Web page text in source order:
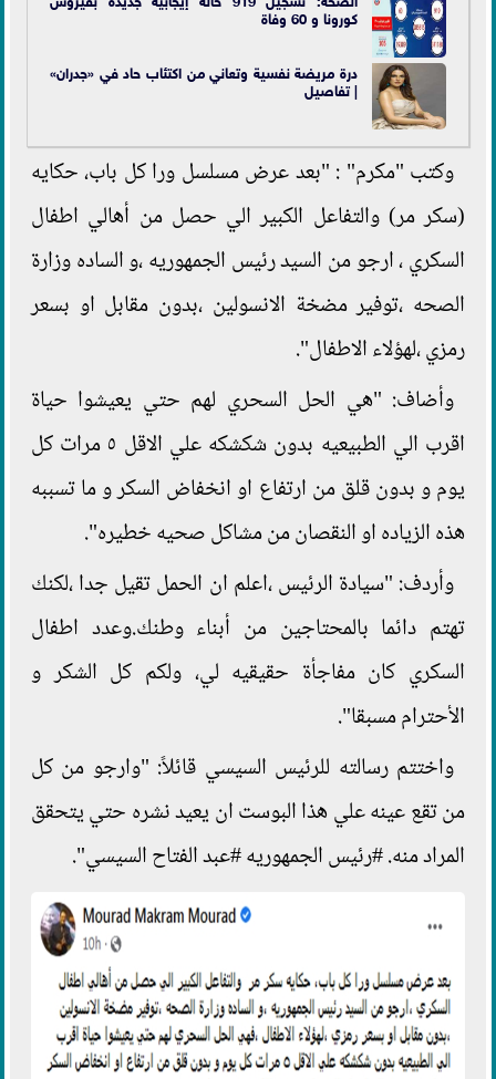
كورونا و 60 وفاة
درة مريضة نفسية وتعاني من اكتئاب حاد في «جدران»
| تفاصيل
وكتب "مكرم" : "بعد عرض مسلسل ورا كل باب، حكايه
(سكر مر) والتفاعل الكبير الي حصل من أهالي اطفال
السكري ، ارجو من السيد رئيس الجمهوريه ،و الساده وزارة
الصحه ،توفير مضخة الانسولين ،بدون مقابل او بسعر
رمزي ،لهؤلاء الاطفال".
وأضاف: "هي الحل السحري لهم حتي يعيشوا حياة
اقرب الي الطبيعيه بدون شكشكه علي الاقل ٥ مرات كل
يوم و بدون قلق من ارتفاع او انخفاض السكر و ما تسببه
هذه الزياده او النقصان من مشاكل صحيه خطيره".
وأردف: "سيادة الرئيس ،اعلم ان الحمل تقيل جدا ،لكنك
تهتم دائما بالمحتاجين من أبناء وطنك.وعدد اطفال
السكري كان مفاجأة حقيقيه لي، ولكم كل الشكر و
الأحترام مسبقا".
واختتم رسالته للرئيس السيسي قائلاً: "وارجو من كل
من تقع عينه علي هذا البوست ان يعيد نشره حتي يتحقق
المراد منه. #رئيس الجمهوريه #عبد الفتاح السيسي".